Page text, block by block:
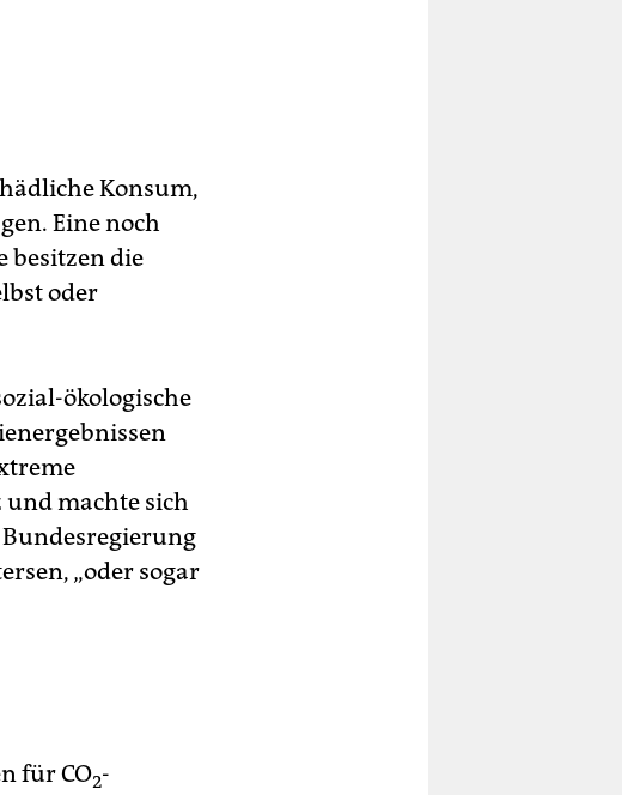
Konsum,
Eine noch
besitzen die
oder
ökologische
und machte sich
„oder sogar
für CO2-